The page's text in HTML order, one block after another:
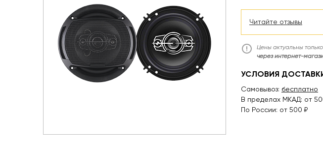
Читайте отзывы
Цены актуальны
через интернет-
УСЛОВИЯ
Самовывоз: бесплатно
В пределах МКАД: от
По России: от 500 ₽